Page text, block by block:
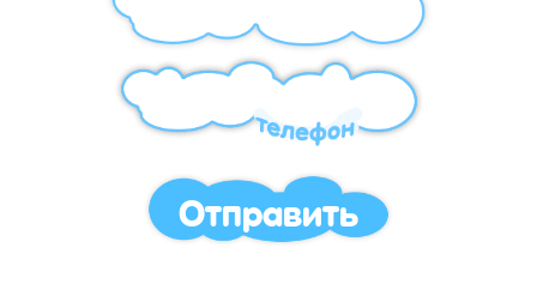
Отправить